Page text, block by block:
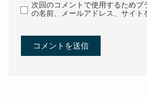
次回のコメントで使用するためブ
の名前、メールアドレス、サイト